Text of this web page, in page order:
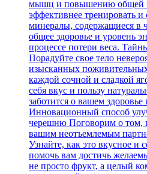
мышц и повышению общей
эффективнее тренировать
минералы, содержащиеся в
общее здоровье и уровень
процессе потери веса.
Порадуйте свое тело
изысканных
каждой сочной и сладкой
себя вкус и пользу
заботится о вашем
Инновационный способ
черешню Поговорим о том,
вашим неотъемлемым
Узнайте, как это вкусное и
помочь вам достичь
не просто фрукт, а целый